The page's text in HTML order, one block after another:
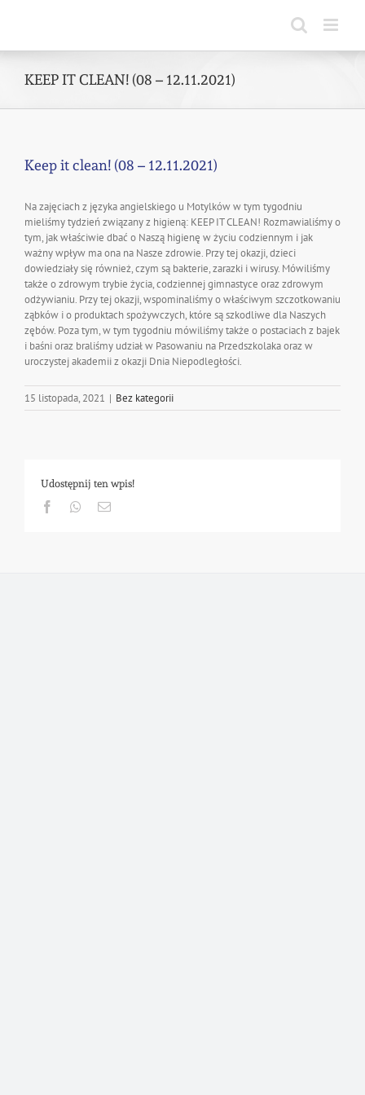
KEEP IT CLEAN! (08 – 12.11.2021)
Keep it clean! (08 – 12.11.2021)
Na zajęciach z języka angielskiego u Motylków w tym tygodniu
mieliśmy tydzień związany z higieną: KEEP IT CLEAN! Rozmawialiśmy o
tym, jak właściwie dbać o Naszą higienę w życiu codziennym i jak
ważny wpływ ma ona na Nasze zdrowie. Przy tej okazji, dzieci
dowiedziały się również, czym są bakterie, zarazki i wirusy. Mówiliśmy
także o zdrowym trybie życia, codziennej gimnastyce oraz zdrowym
odżywianiu. Przy tej okazji, wspominaliśmy o właściwym szczotkowaniu
ząbków i o produktach spożywczych, które są szkodliwe dla Naszych
zębów. Poza tym, w tym tygodniu mówiliśmy także o postaciach z bajek
i baśni oraz braliśmy udział w Pasowaniu na Przedszkolaka oraz w
uroczystej akademii z okazji Dnia Niepodległości.
15 listopada, 2021 | Bez kategorii
Udostępnij ten wpis!
FacebookWhatsapp
Email